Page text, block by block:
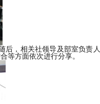
随后，相关社领导及部室负责人
等方面依次进行分享。